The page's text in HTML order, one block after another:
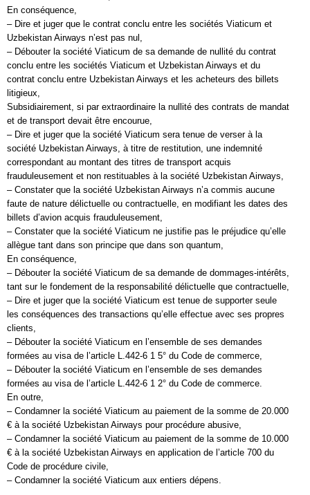
En conséquence,
– Dire et juger que le contrat conclu entre les sociétés Viaticum et
Uzbekistan Airways n’est pas nul,
– Débouter la société Viaticum de sa demande de nullité du contrat
conclu entre les sociétés Viaticum et Uzbekistan Airways et du
contrat conclu entre Uzbekistan Airways et les acheteurs des billets
litigieux,
Subsidiairement, si par extraordinaire la nullité des contrats de mandat
et de transport devait être encourue,
– Dire et juger que la société Viaticum sera tenue de verser à la
société Uzbekistan Airways, à titre de restitution, une indemnité
correspondant au montant des titres de transport acquis
frauduleusement et non restituables à la société Uzbekistan Airways,
– Constater que la société Uzbekistan Airways n’a commis aucune
faute de nature délictuelle ou contractuelle, en modifiant les dates des
billets d’avion acquis frauduleusement,
– Constater que la société Viaticum ne justifie pas le préjudice qu’elle
allègue tant dans son principe que dans son quantum,
En conséquence,
– Débouter la société Viaticum de sa demande de dommages-intérêts,
tant sur le fondement de la responsabilité délictuelle que contractuelle,
– Dire et juger que la société Viaticum est tenue de supporter seule
les conséquences des transactions qu’elle effectue avec ses propres
clients,
– Débouter la société Viaticum en l’ensemble de ses demandes
formées au visa de l’article L.442-6 1 5° du Code de commerce,
– Débouter la société Viaticum en l’ensemble de ses demandes
formées au visa de l’article L.442-6 1 2° du Code de commerce.
En outre,
– Condamner la société Viaticum au paiement de la somme de 20.000
€ à la société Uzbekistan Airways pour procédure abusive,
– Condamner la société Viaticum au paiement de la somme de 10.000
€ à la société Uzbekistan Airways en application de l’article 700 du
Code de procédure civile,
– Condamner la société Viaticum aux entiers dépens.